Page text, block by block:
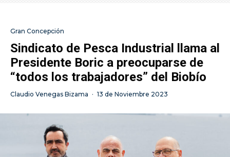
Gran Concepción
Sindicato de Pesca Industrial llama al
Presidente Boric a preocuparse de
“todos los trabajadores” del Biobío
Claudio Venegas Bizama · 13 de Noviembre 2023